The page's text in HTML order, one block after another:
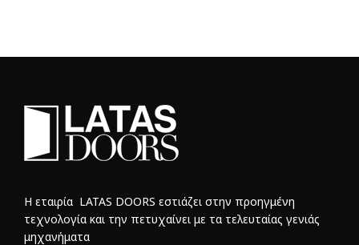
Η εταιρία LATAS DOORS εστιάζει στην προηγμένη
τεχνολογία και την πετυχαίνει με τα τελευταίας γενιάς
μηχανήματα